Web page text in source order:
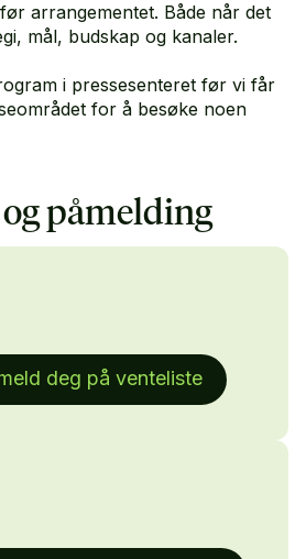
arrangementet. Både når det
mål, budskap og kanaler.
i pressesenteret før vi får
for å besøke noen
påmelding
deg på venteliste